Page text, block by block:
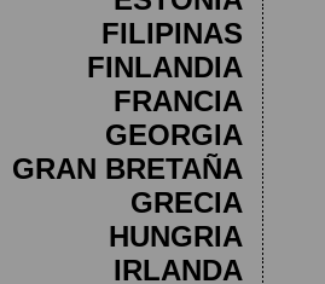
FILIPINAS
FINLANDIA
FRANCIA
GEORGIA
GRAN BRETAÑA
GRECIA
HUNGRIA
IRLANDA